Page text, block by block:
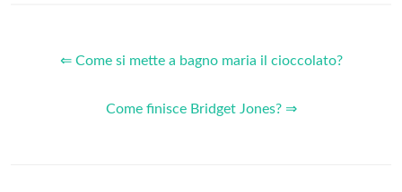
⇐ Come si mette a bagno maria il cioccolato?
Come finisce Bridget Jones? ⇒